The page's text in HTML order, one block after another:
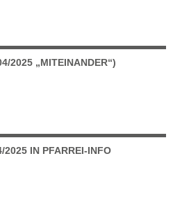
2025 „MITEINANDER“)
2025 IN PFARREI-INFO